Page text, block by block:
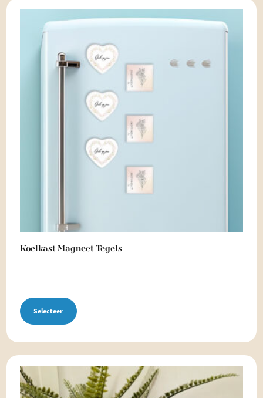
Koelkast Magneet Tegels
Selecteer